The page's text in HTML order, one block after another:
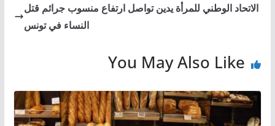
الاتحاد الوطني للمرأة يدين تواصل ارتفاع منسوب جرائم قتل
النساء في تونس
You May Also Like